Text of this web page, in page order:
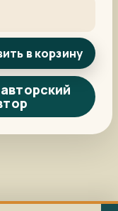
в корзину